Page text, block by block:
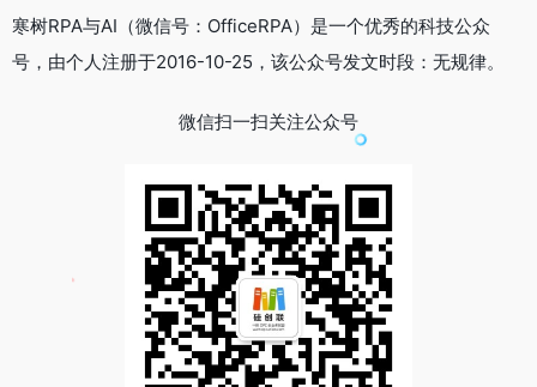
寒树RPA与AI（微信号：OfficeRPA）是一个优秀的科技公众
号，由个人注册于2016-10-25，该公众号发文时段：无规律。
微信扫一扫关注公众号